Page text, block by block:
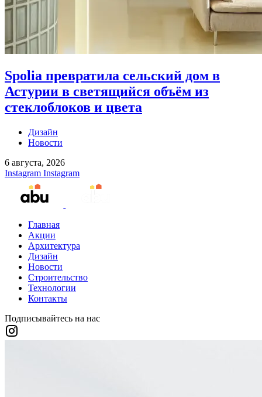
Spolia превратила сельский дом в
Астурии в светящийся объём из
стеклоблоков и цвета
Дизайн
Новости
6 августа, 2026
Instagram Instagram
Главная
Акции
Архитектура
Дизайн
Новости
Строительство
Технологии
Контакты
Подписывайтесь на нас